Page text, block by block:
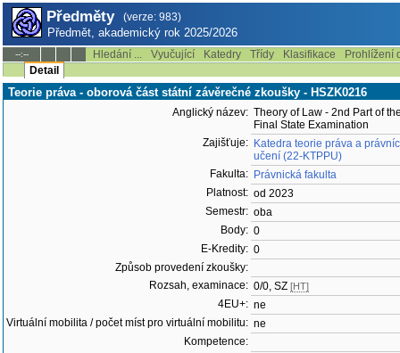
Předměty (verze: 983)
Předmět, akademický rok 2025/2026
--:-- Hledání ... Vyučující Katedry Třídy Klasifikace
Prohlížení
Detail
Teorie práva - oborová část státní závěrečné zkoušky - HSZK0216
Anglický název: Theory of Law - 2nd Part of
Final State Examination
Zajišťuje: Katedra teorie práva a
učení (22-KTPPU)
Fakulta: Právnická fakulta
Platnost: od 2023
Semestr: oba
Body: 0
E-Kredity: 0
Způsob provedení zkoušky:
Rozsah, examinace: 0/0, SZ [HT]
4EU+: ne
Virtuální mobilita / počet míst pro virtuální mobilitu: ne
Kompetence: